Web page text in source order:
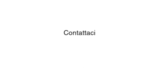
Contattaci